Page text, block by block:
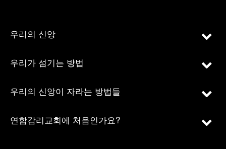
우리의 신앙
우리가 섬기는 방법
우리의 신앙이 자라는 방법들
연합감리교회에 처음인가요?